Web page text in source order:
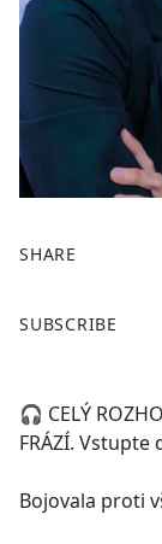
SHARE
a
b
o
k
SUBSCRIBE
🎧 CELÝ
FRÁZÍ. Vstupte
Bojovala proti